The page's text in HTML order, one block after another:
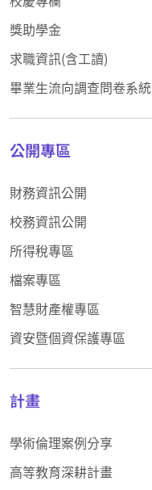
獎助學金
求職資訊(含工讀)
畢業生流向調查問卷系統
公開專區
財務資訊公開
校務資訊公開
所得稅專區
檔案專區
智慧財產權專區
資安暨個資保護專區
計畫
學術倫理案例分享
高等教育深耕計畫